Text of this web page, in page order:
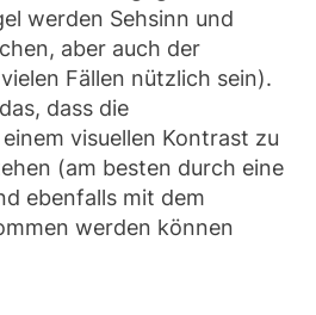
werden Sehsinn und
aber auch der
Fällen nützlich sein).
dass die
visuellen Kontrast zu
(am besten durch eine
ebenfalls mit dem
werden können